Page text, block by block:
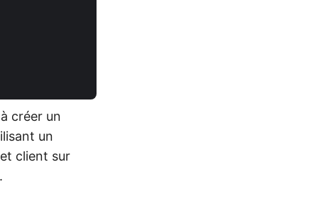
créer un
un
client sur